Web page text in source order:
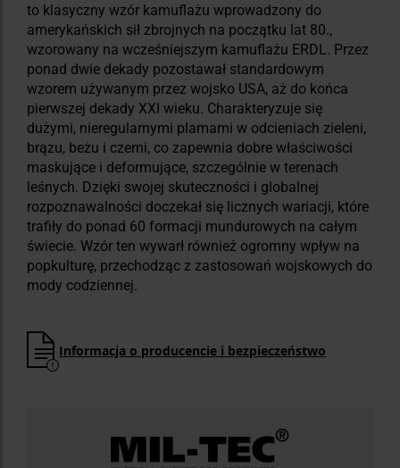
to klasyczny wzór kamuflażu wprowadzony do
amerykańskich sił zbrojnych na początku lat 80.,
wzorowany na wcześniejszym kamuflażu ERDL. Przez
ponad dwie dekady pozostawał standardowym
wzorem używanym przez wojsko USA, aż do końca
pierwszej dekady XXI wieku. Charakteryzuje się
dużymi, nieregularnymi plamami w odcieniach zieleni,
brązu, beżu i czerni, co zapewnia dobre właściwości
maskujące i deformujące, szczególnie w terenach
leśnych. Dzięki swojej skuteczności i globalnej
rozpoznawalności doczekał się licznych wariacji, które
trafiły do ponad 60 formacji mundurowych na całym
świecie. Wzór ten wywarł również ogromny wpływ na
popkulturę, przechodząc z zastosowań wojskowych do
mody codziennej.
Informacja o producencie i bezpieczeństwo